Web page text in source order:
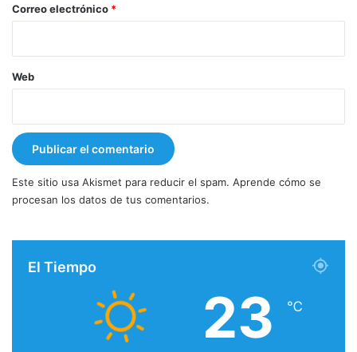
*
Correo electrónico *
Web
Este sitio usa Akismet para reducir el spam. Aprende cómo se
procesan los datos de tus comentarios.
El Tiempo
23 ℃